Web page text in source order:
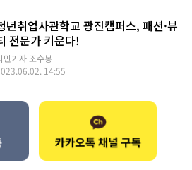
년취업사관학교 광진캠퍼스, 패션·뷰
전문가 키운다!
민기자 조수봉
14:55